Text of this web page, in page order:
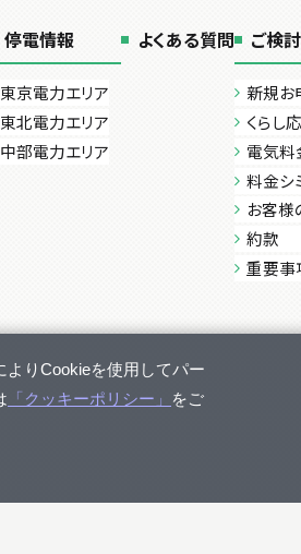
停電情報
東京電力エリア
東北電力エリア
中部電力エリア
よくある質問 ご検
新規お
くらし
電気料
料金シ
お客様
約款
重要事